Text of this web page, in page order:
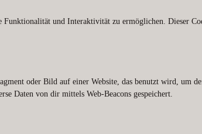
und Interaktivität zu ermöglichen. Dieser
oder Bild auf einer Website, das benutzt wird, um
Daten von dir mittels Web-Beacons gespeichert.